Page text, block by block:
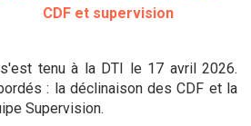
CDF et supervision
tenu à la DTI le 17 avril 2026.
: la déclinaison des CDF et la
Supervision.